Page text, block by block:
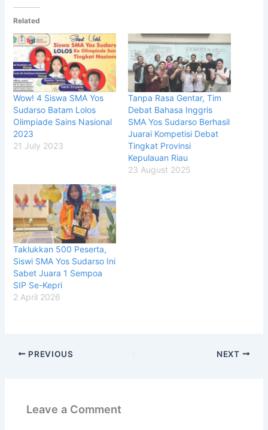
Related
Wow! 4 Siswa SMA Yos
Sudarso Batam Lolos
Olimpiade Sains Nasional
2023
21 July 2023
Tanpa Rasa Gentar, Tim
Debat Bahasa Inggris
SMA Yos Sudarso Berhasil
Juarai Kompetisi Debat
Tingkat Provinsi
Kepulauan Riau
23 August 2025
Taklukkan 500 Peserta,
Siswi SMA Yos Sudarso Ini
Sabet Juara 1 Sempoa
SIP Se-Kepri
2 April 2026
PREVIOUS NEXT
Leave a Comment